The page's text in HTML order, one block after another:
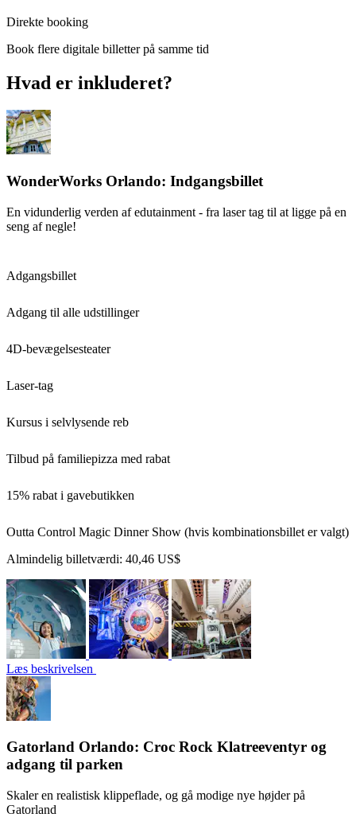
Direkte booking
Book flere digitale billetter på samme tid
Hvad er inkluderet?
WonderWorks Orlando: Indgangsbillet
En vidunderlig verden af edutainment - fra laser tag til at ligge på en
seng af negle!
Adgangsbillet
Adgang til alle udstillinger
4D-bevægelsesteater
Laser-tag
Kursus i selvlysende reb
Tilbud på familiepizza med rabat
15% rabat i gavebutikken
Outta Control Magic Dinner Show (hvis kombinationsbillet er valgt)
Almindelig billetværdi: 40,46 US$
Læs beskrivelsen
Gatorland Orlando: Croc Rock Klatreeventyr og
adgang til parken
Skaler en realistisk klippeflade, og gå modige nye højder på
Gatorland